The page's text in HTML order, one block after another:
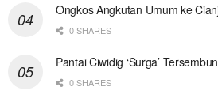
Ongkos Angkutan Umum ke
0 SHARES
Pantai Ciwidig ‘Surga’
0 SHARES